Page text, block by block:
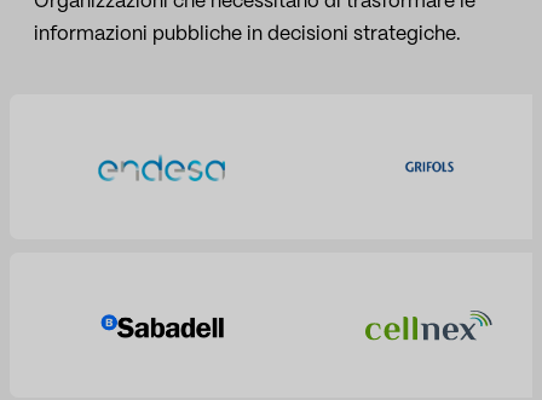
informazioni pubbliche in decisioni strategiche.